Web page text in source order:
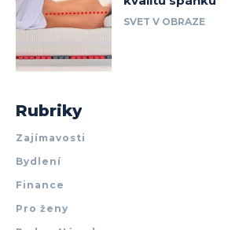
SVET V OBRAZE
Rubriky
Zajímavosti
Bydlení
Finance
Pro ženy